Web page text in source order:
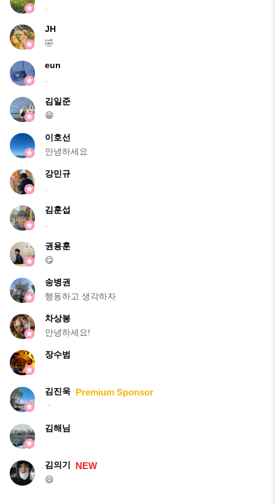
JH
🤣
eun
김일준
😁
이호선
안녕하세요
강민규
김훈섭
권용훈
😋
송병권
행동하고 생각하자
차상봉
안녕하세요!
장수범
김진욱 Premium Sponsor
ㆍ
김해님
김의기 NEW
😄